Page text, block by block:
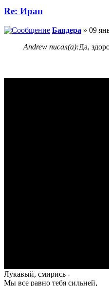
Re: Иран
Баядера » 09
Andrew писал(а):Да,
Лукавый, смирись -
Мы все равно тебя сильней,